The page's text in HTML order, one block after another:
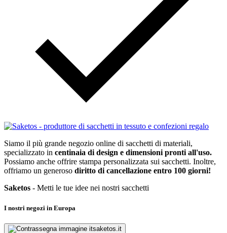
Siamo il più grande negozio online di sacchetti di materiali,
specializzato in centinaia di design e dimensioni pronti all'uso.
Possiamo anche offrire stampa personalizzata sui sacchetti. Inoltre,
offriamo un generoso diritto di cancellazione entro 100 giorni!
Saketos - Metti le tue idee nei nostri sacchetti
I nostri negozi in Europa
saketos.it